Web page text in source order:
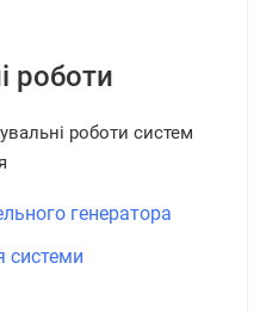
роботи
роботи систем
генератора
системи